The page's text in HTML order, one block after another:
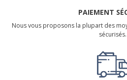
PAIEMENT
Nous vous proposons la plupart des
sécurisés.